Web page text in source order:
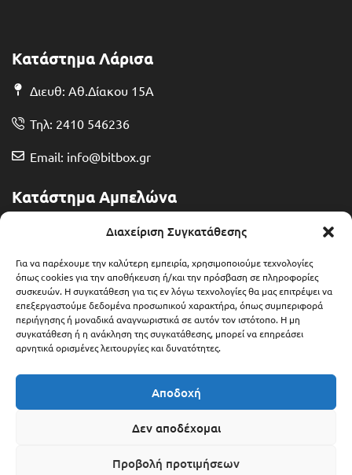
Διαχείριση Συγκατάθεσης
Για να παρέχουμε την καλύτερη εμπειρία, χρησιμοποιούμε τεχνολογίες
όπως cookies για την αποθήκευση ή/και την πρόσβαση σε πληροφορίες
συσκευών. Η συγκατάθεση για τις εν λόγω τεχνολογίες θα μας επιτρέψει να
επεξεργαστούμε δεδομένα προσωπικού χαρακτήρα, όπως συμπεριφορά
περιήγησης ή μοναδικά αναγνωριστικά σε αυτόν τον ιστότοπο. Η μη
συγκατάθεση ή η ανάκληση της συγκατάθεσης, μπορεί να επηρεάσει
αρνητικά ορισμένες λειτουργίες και δυνατότητες.
Αποδοχή
Δεν αποδέχομαι
Προβολή προτιμήσεων
Κατάστημα Λάρισα
Διευθ: Αθ.Δίακου 15Α
Τηλ: 2410 546236
Email: info@bitbox.gr
Κατάστημα Αμπελώνα
Διευθ: Θερμοπυλών 13
Τηλ: 2492 401071
Email: ampelonas@bitbox.gr
Copyright © 2025 Bitbox.gr